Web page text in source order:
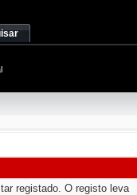
registado. O registo leva